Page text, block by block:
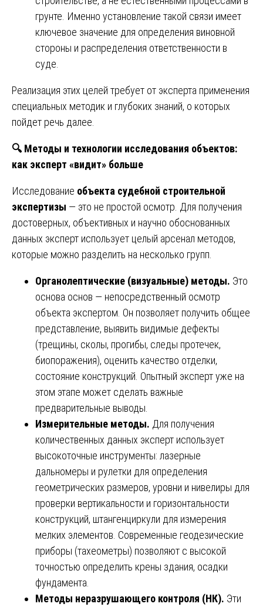
грунте. Именно установление такой связи имеет
ключевое значение для определения виновной
стороны и распределения ответственности в
суде.
Реализация этих целей требует от эксперта применения
специальных методик и глубоких знаний, о которых
пойдет речь далее.
🔍Методы и технологии исследования объектов:
как эксперт «видит» больше
Исследование объекта судебной строительной
экспертизы — это не простой осмотр. Для получения
достоверных, объективных и научно обоснованных
данных эксперт использует целый арсенал методов,
которые можно разделить на несколько групп.
Органолептические (визуальные) методы. Это
основа основ — непосредственный осмотр
объекта экспертом. Он позволяет получить общее
представление, выявить видимые дефекты
(трещины, сколы, прогибы, следы протечек,
биопоражения), оценить качество отделки,
состояние конструкций. Опытный эксперт уже на
этом этапе может сделать важные
предварительные выводы.
Измерительные методы. Для получения
количественных данных эксперт использует
высокоточные инструменты: лазерные
дальномеры и рулетки для определения
геометрических размеров, уровни и нивелиры для
проверки вертикальности и горизонтальности
конструкций, штангенциркули для измерения
мелких элементов. Современные геодезические
приборы (тахеометры) позволяют с высокой
точностью определить крены здания, осадки
фундамента.
Методы неразрушающего контроля (НК). Эти